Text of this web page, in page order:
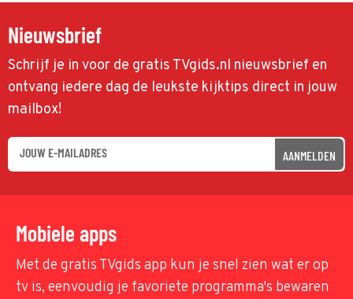
Nieuwsbrief
Schrijf je in voor de gratis TVgids.nl nieuwsbrief en
ontvang iedere dag de leukste kijktips direct in jouw
mailbox!
AANMELDEN
Mobiele apps
Met de gratis TVgids app kun je snel zien wat er op
tv is, eenvoudig je favoriete programma's bewaren